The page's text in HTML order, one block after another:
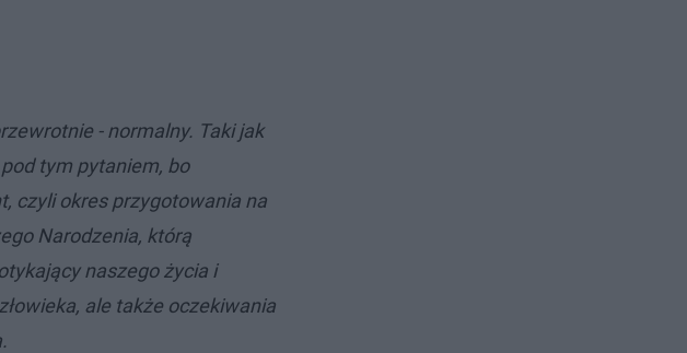
- normalny. Taki jak
tym pytaniem, bo
czyli okres przygotowania na
Narodzenia, którą
naszego życia i
ale także oczekiwania